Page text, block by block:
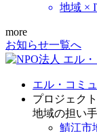
地域 ×
more
お知らせ一覧へ
エル・コミ
プロジェク
地域の担い
鯖江市